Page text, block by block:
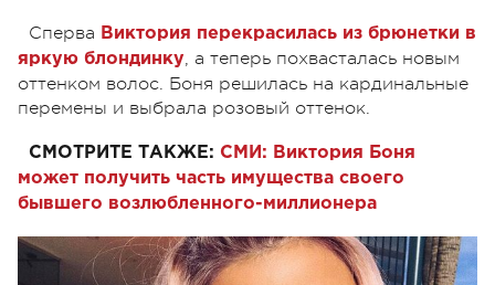
Сперва Виктория перекрасилась из брюнетки в
яркую блондинку, а теперь похвасталась новым
оттенком волос. Боня решилась на кардинальные
перемены и выбрала розовый оттенок.
СМОТРИТЕ ТАКЖЕ: СМИ: Виктория Боня
может получить часть имущества своего
бывшего возлюбленного-миллионера